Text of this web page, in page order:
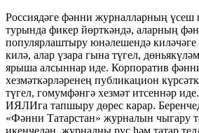
Россиядәге фәнни журналларның үсеш
турында фикер йөрткәндә, аларның
популярлаштыру юнәлешендә
килә, алар үзара гына түгел,
ярыша алсыннар иде. Корпоратив
хезмәткәрләренең публикацион
түгел, гомумфәнгә хезмәт итсеннәр
ИЯЛИга тапшыру дөрес карар.
«Фәнни Татарстан» журналын чыгару
икенчедән, журналны рус һәм татар